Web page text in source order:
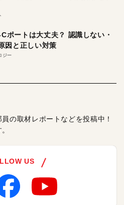
ポートは大丈夫？ 認識しない・
因と正しい対策
ジー
の取材レポートなどを投稿中！
US